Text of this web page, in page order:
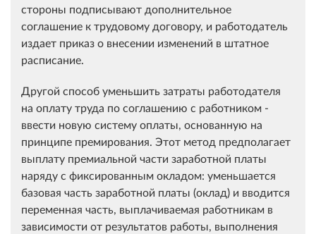
стороны подписывают дополнительное
соглашение к трудовому договору, и работодатель
издает приказ о внесении изменений в штатное
расписание.
Другой способ уменьшить затраты работодателя
на оплату труда по соглашению с работником -
ввести новую систему оплаты, основанную на
принципе премирования. Этот метод предполагает
выплату премиальной части заработной платы
наряду с фиксированным окладом: уменьшается
базовая часть заработной платы (оклад) и вводится
переменная часть, выплачиваемая работникам в
зависимости от результатов работы, выполнения